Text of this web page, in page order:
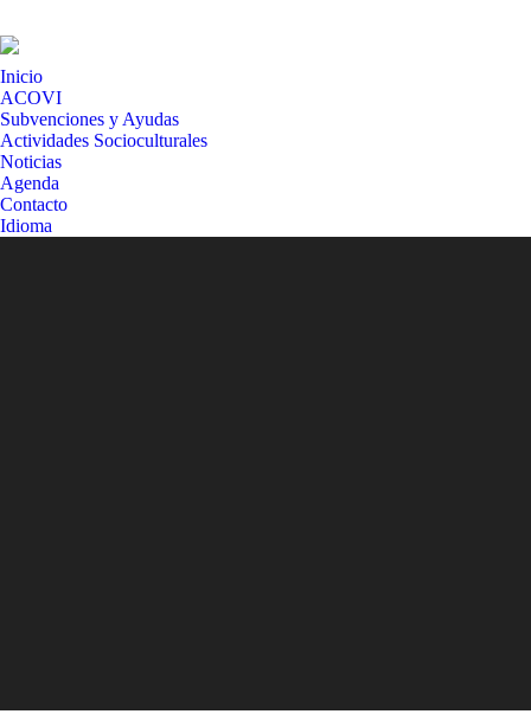
Inicio
ACOVI
Subvenciones y Ayudas
Actividades Socioculturales
Noticias
Agenda
Contacto
Idioma